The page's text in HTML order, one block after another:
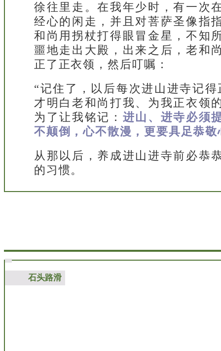
徐往里走。在我年少时，有一次
经心的闲走，并且对菩萨圣像指
和尚用拐杖打得眼冒金星，不知
噩地走出大殿，出来之后，老和
正了正衣领，然后叮嘱：
“记住了，以后每次进山进寺记得
才明白老和尚打我、为我正衣领
为了让我铭记： 进山、进寺必须
不颠倒，心不散漫，更要具足恭敬
从那以后，养成进山进寺前必恭
的习惯。
石头路滑